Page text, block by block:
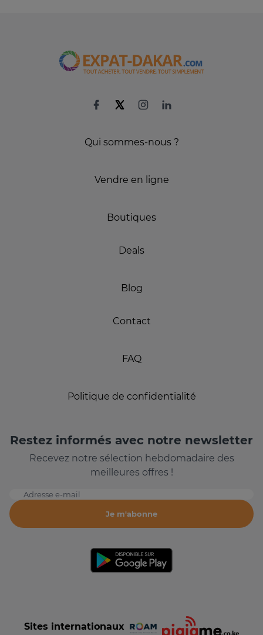
Qui sommes-nous ?
Vendre en ligne
Boutiques
Deals
Blog
Contact
FAQ
Politique de confidentialité
Restez informés avec notre newsletter
Recevez notre sélection hebdomadaire des
meilleures offres !
Adresse e-mail
Je m'abonne
Sites internationaux